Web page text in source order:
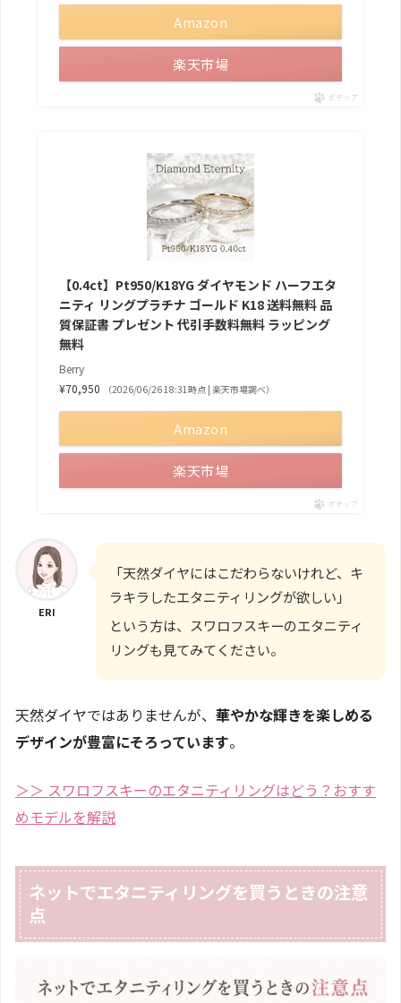
Amazon
楽天市場
ポチップ
【0.4ct】Pt950/K18YG ダイヤモンド ハーフエタ
ニティ リングプラチナ ゴールド K18 送料無料 品
質保証書 プレゼント 代引手数料無料 ラッピング
無料
Berry
¥70,950
（2026/06/26 18:31時点 | 楽天市場調べ）
Amazon
楽天市場
ポチップ
ERI
「天然ダイヤにはこだわらないけれど、キ
ラキラしたエタニティリングが欲しい」
という方は、スワロフスキーのエタニティ
リングも見てみてください。
天然ダイヤではありませんが、 華やかな輝きを楽しめる
デザインが豊富にそろっています。
＞＞ スワロフスキーのエタニティリングはどう？おすす
めモデルを解説
ネットでエタニティリングを買うときの注意
点